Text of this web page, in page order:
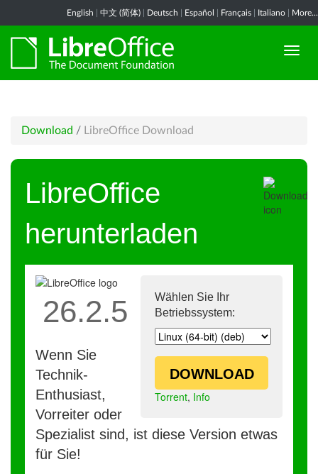
English 中文 (简体) Deutsch Español Français Italiano More...
Download / LibreOffice Download
LibreOffice
herunterladen
Wählen Sie Ihr
Betriebssystem:
DOWNLOAD
Torrent, Info
26.2.5
Wenn Sie
Technik-
Enthusiast,
Vorreiter oder
Spezialist sind, ist diese Version etwas
für Sie!